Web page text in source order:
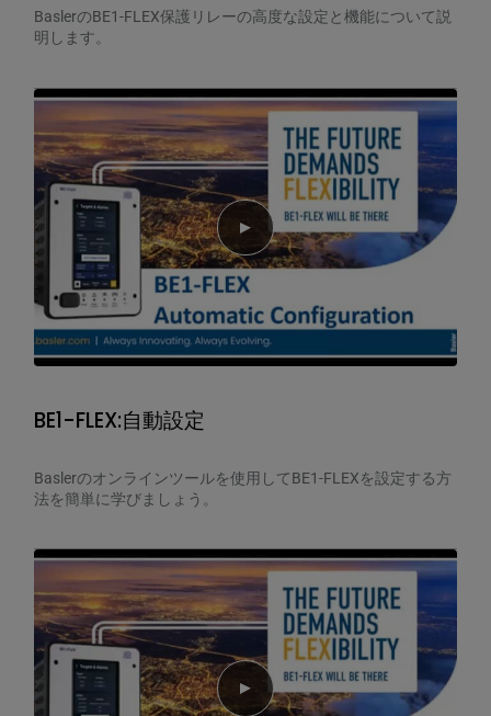
BaslerのBE1-FLEX保護リレーの高度な設定と機能について説
明します。
Play video
BE1-FLEX:自動設定
Baslerのオンラインツールを使用してBE1-FLEXを設定する方
法を簡単に学びましょう。
Play video